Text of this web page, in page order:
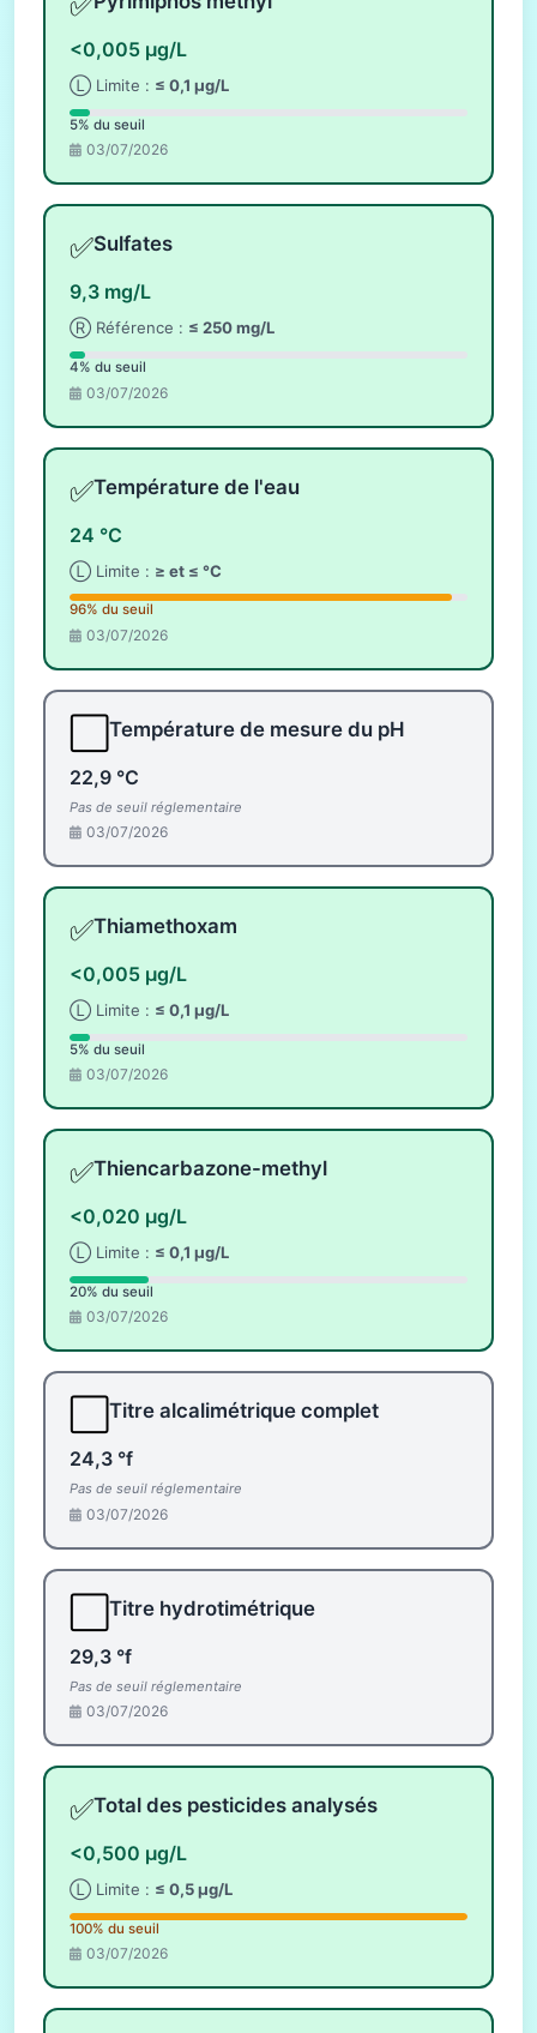
<0,005 µg/L
Ⓛ Limite : ≤ 0,1 µg/L
5% du seuil
03/07/2026
✅Sulfates
9,3 mg/L
Ⓡ Référence : ≤ 250 mg/L
4% du seuil
03/07/2026
✅Température de l'eau
24 °C
Ⓛ Limite : ≥ et ≤ °C
96% du seuil
03/07/2026
Température de mesure du pH
22,9 °C
Pas de seuil réglementaire
03/07/2026
✅Thiamethoxam
<0,005 µg/L
Ⓛ Limite : ≤ 0,1 µg/L
5% du seuil
03/07/2026
✅Thiencarbazone-methyl
<0,020 µg/L
Ⓛ Limite : ≤ 0,1 µg/L
20% du seuil
03/07/2026
Titre alcalimétrique complet
24,3 °f
Pas de seuil réglementaire
03/07/2026
Titre hydrotimétrique
29,3 °f
Pas de seuil réglementaire
03/07/2026
✅Total des pesticides analysés
<0,500 µg/L
Ⓛ Limite : ≤ 0,5 µg/L
100% du seuil
03/07/2026